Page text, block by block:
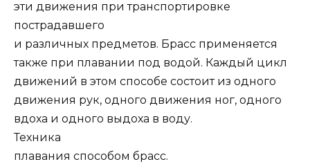
эти движения при транспортировке
пострадавшего
и различных предметов. Брасс применяется
также при плавании под водой. Каждый цикл
движений в этом способе состоит из одного
движения рук, одного движения ног, одного
вдоха и одного выдоха в воду.
Техника
плавания способом брасс.